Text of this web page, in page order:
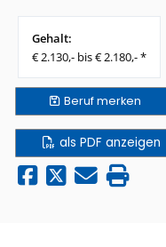
Gehalt:
€ 2.130,- bis € 2.180,- *
Berufmerken
als PDF anzeigen